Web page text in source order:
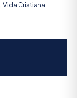
Vida Cristiana